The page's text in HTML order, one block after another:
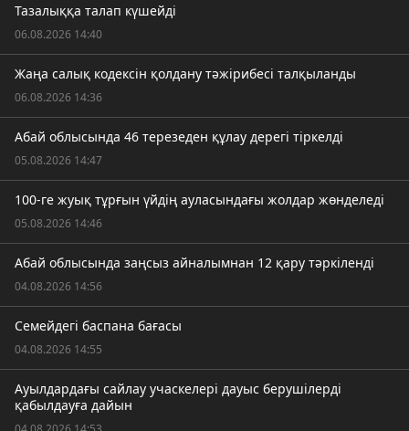
Тазалыққа талап күшейді
06.08.2026 14:40
Жаңа салық кодексін қолдану тәжірибесі талқыланды
06.08.2026 14:36
Абай облысында 46 терезеден құлау дерегі тіркелді
05.08.2026 14:47
100-ге жуық тұрғын үйдің ауласындағы жолдар жөнделеді
05.08.2026 14:46
Абай облысында заңсыз айналымнан 12 қару тәркіленді
04.08.2026 14:56
Семейдегі баспана бағасы
04.08.2026 14:55
Ауылдардағы сайлау учаскелері дауыс берушілерді
қабылдауға дайын